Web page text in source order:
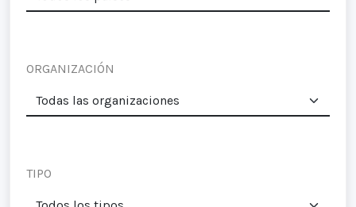
ORGANIZACIÓN
TIPO